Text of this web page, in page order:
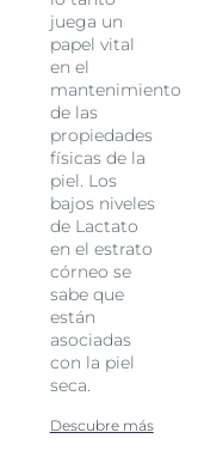
juega un
papel vital
en el
mantenimiento
de las
propiedades
físicas de la
piel. Los
bajos niveles
de Lactato
en el estrato
córneo se
sabe que
están
asociadas
con la piel
seca.
Descubre más